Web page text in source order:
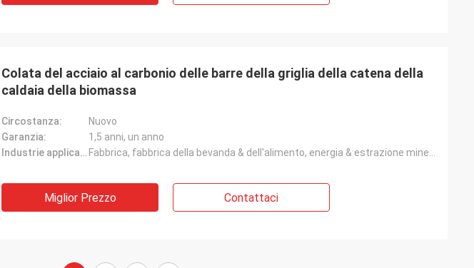
Colata del acciaio al carbonio delle barre della griglia della catena della
caldaia della biomassa
Circostanza:
Nuovo
Garanzia:
1,5 anni, un anno
Industrie applicabili:
Miglior Prezzo Contattaci